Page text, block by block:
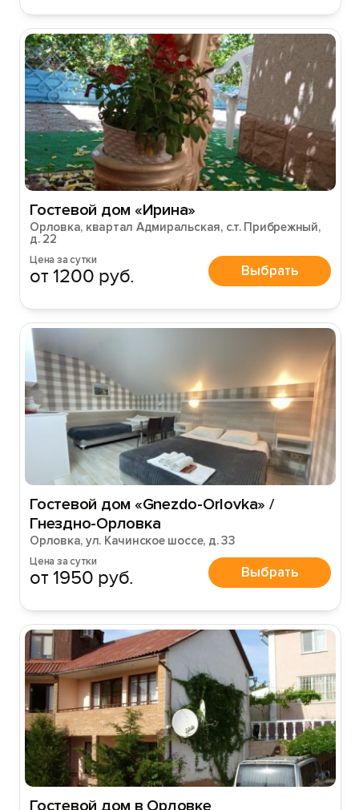
Гостевой дом «Ирина»
Орловка, квартал Адмиральская, с.т. Прибрежный,
д. 22
Цена за сутки
от 1200 руб. Выбрать
Гостевой дом «Gnezdo-Orlovka» /
Гнездно-Орловка
Орловка, ул. Качинское шоссе, д. 33
Цена за сутки
от 1950 руб. Выбрать
Гостевой дом в Орловке